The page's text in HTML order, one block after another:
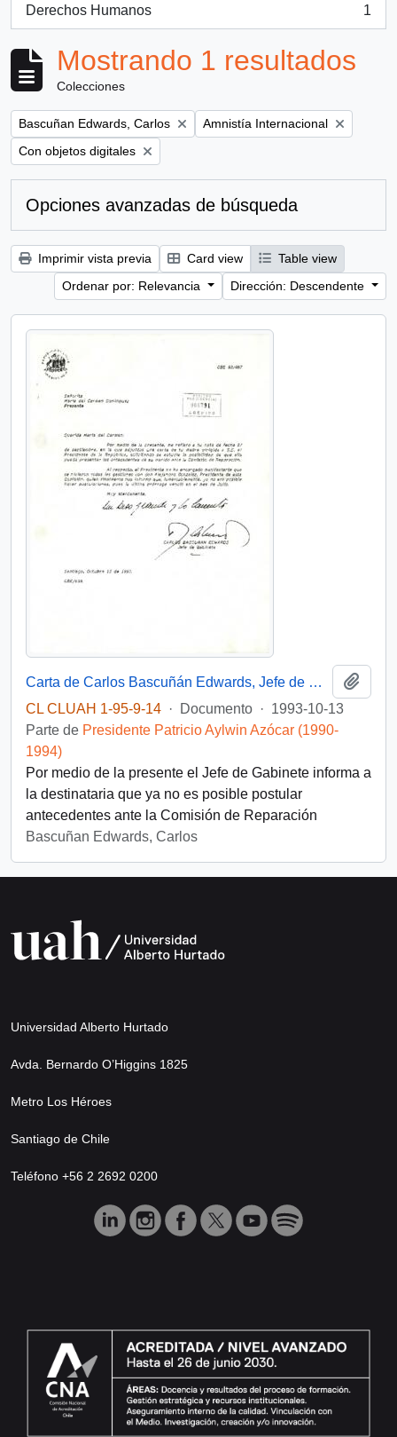
Derechos Humanos
, 1 resultados
1
Mostrando 1 resultados
Colecciones
Remove filter:
Bascuñan Edwards, Carlos Remove filter:
Amnistía Internacional
Remove filter:
Con objetos digitales
Opciones avanzadas de búsqueda
Imprimir vista previa Card view
Table view
Ordenar por: Relevancia
Dirección: Descendente
Carta de Carlos Bascuñán Edwards, Jefe de Gabinete Presidencial, dirigida a la Señorita Marta del Carmen Domínguez
CL CLUAH 1-95-9-14 · Documento · 1993-10-13
Parte de Presidente Patricio Aylwin Azócar (1990-
1994)
Por medio de la presente el Jefe de Gabinete informa a
la destinataria que ya no es posible postular
antecedentes ante la Comisión de Reparación
Bascuñan Edwards, Carlos
Universidad Alberto Hurtado
Avda. Bernardo O’Higgins 1825
Metro Los Héroes
Santiago de Chile
Teléfono +56 2 2692 0200